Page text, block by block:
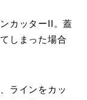
カッターII。蓋
しまった場合
ラインをカッ